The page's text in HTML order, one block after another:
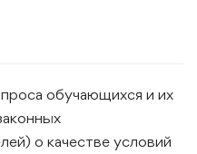
обучающихся и их
о качестве условий